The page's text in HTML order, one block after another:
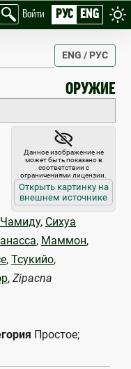
Войти РУС ENG
ENG / РУС
ОРУЖИЕ
Данное изображение не
может быть показано в
соответствии с
ограничениями лицензии.
Открыть картинку на
внешнем источнике
Чамиду, Сихуа
, Маммон,
, Тсукийо,
, Zipacna
Простое;